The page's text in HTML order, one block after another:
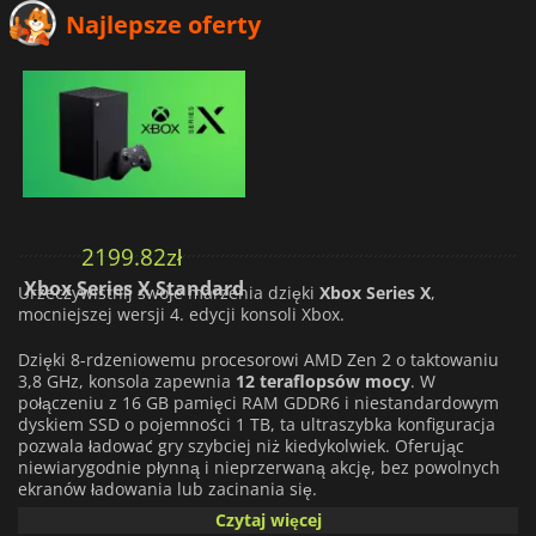
Najlepsze oferty
2199.82zł
Xbox Series X Standard
Urzeczywistnij swoje marzenia dzięki Xbox Series X,
mocniejszej wersji 4. edycji konsoli Xbox.
Dzięki 8-rdzeniowemu procesorowi AMD Zen 2 o taktowaniu
3,8 GHz, konsola zapewnia 12 teraflopsów mocy. W
połączeniu z 16 GB pamięci RAM GDDR6 i niestandardowym
dyskiem SSD o pojemności 1 TB, ta ultraszybka konfiguracja
pozwala ładować gry szybciej niż kiedykolwiek. Oferując
niewiarygodnie płynną i nieprzerwaną akcję, bez powolnych
ekranów ładowania lub zacinania się.
Czytaj więcej